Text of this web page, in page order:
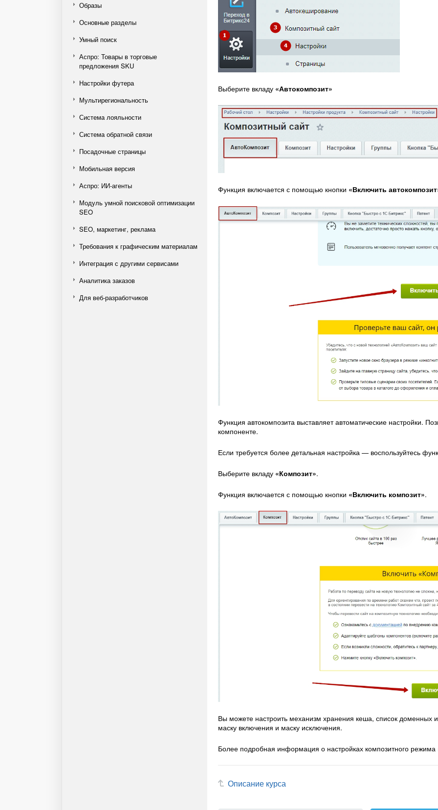
Образы
Основные разделы
Умный поиск
Аспро: Товары в торговые
предложения SKU
Настройки футера
Мультирегиональность
Система лояльности
Система обратной связи
Посадочные страницы
Мобильная версия
Аспро: ИИ-агенты
Модуль умной поисковой оптимизации
SEO
SEO, маркетинг, реклама
Требования к графическим материалам
Интеграция с другими сервисами
Аналитика заказов
Для веб-разработчиков
Выберите вкладу «Автокомпозит»
Функция включается с помощью кнопки «Включить
Функция автокомпозита выставляет автоматические настройки.
компоненте.
Если требуется более детальная настройка — воспользуйтесь
Выберите вкладу «Композит».
Функция включается с помощью кнопки «Включить композит».
Вы можете настроить механизм хранения кеша, список доменных
маску включения и маску исключения.
Более подробная информация о настройках композитного
Описание курса